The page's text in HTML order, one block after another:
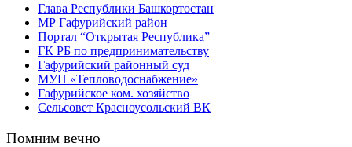
Глава Республики Башкортостан
МР Гафурийский район
Портал “Открытая Республика”
ГК РБ по предпринимательству
Гафурийский районный суд
МУП «Тепловодоснабжение»
Гафурийское ком. хозяйство
Сельсовет Красноусольский ВК
Помним вечно